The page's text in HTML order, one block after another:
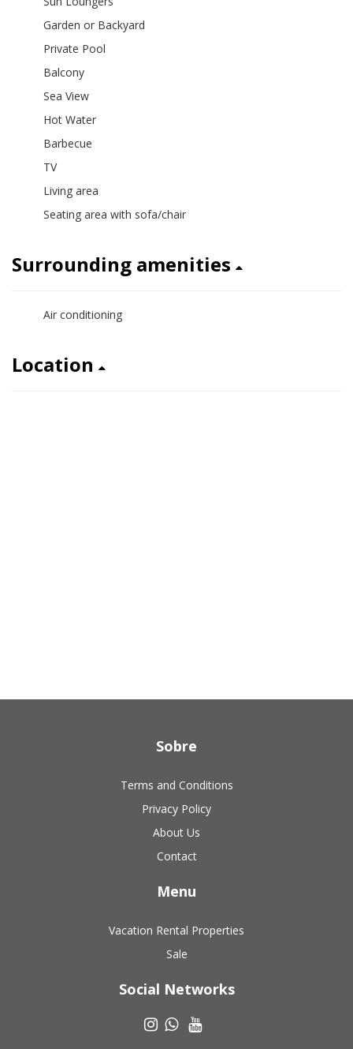
Garden or Backyard
Private Pool
Balcony
Sea View
Hot Water
Barbecue
TV
Living area
Seating area with sofa/chair
Surrounding amenities
Air conditioning
Location
Sobre
Terms and Conditions
Privacy Policy
About Us
Contact
Menu
Vacation Rental Properties
Sale
Social Networks